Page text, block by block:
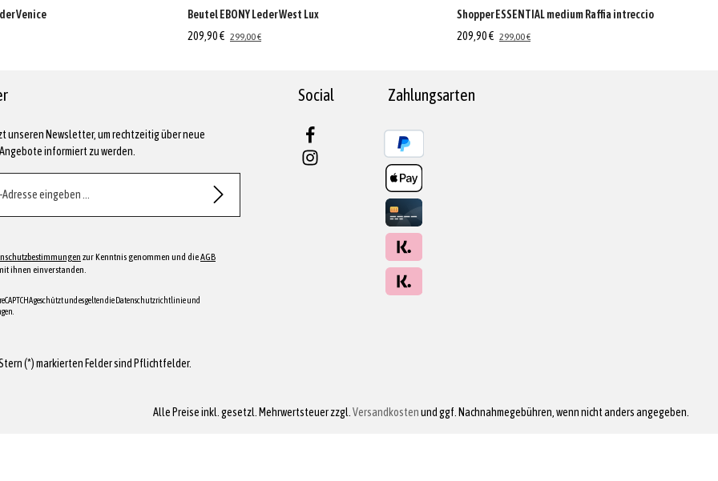
Venice
Beutel EBONY Leder West Lux
209,90 € 299,00 €
Shopper ESSENTIAL medium Raffia intreccio
209,90 € 299,00 €
unseren Newsletter, um rechtzeitig über neue
informiert zu werden.
zur Kenntnis genommen und dieAGB
ihnen einverstanden.
geschützt und es gelten dieDatenschutzrichtlinieund
(*) markierten Felder sind Pflichtfelder.
Social Zahlungsarten
Alle Preise inkl. gesetzl. Mehrwertsteuer zzgl. Versandkostenund ggf. Nachnahmegebühren, wenn nicht anders angegeben.